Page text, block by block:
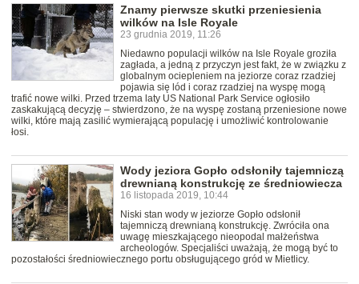
Znamy pierwsze skutki przeniesienia
wilków na Isle Royale
23 grudnia 2019, 11:26
Niedawno populacji wilków na Isle Royale groziła
zagłada, a jedną z przyczyn jest fakt, że w związku z
globalnym ociepleniem na jeziorze coraz rzadziej
pojawia się lód i coraz rzadziej na wyspę mogą
trafić nowe wilki. Przed trzema laty US National Park Service ogłosiło
zaskakującą decyzję – stwierdzono, że na wyspę zostaną przeniesione nowe
wilki, które mają zasilić wymierającą populację i umożliwić kontrolowanie
łosi.
Wody jeziora Gopło odsłoniły tajemniczą
drewnianą konstrukcję ze średniowiecza
16 listopada 2019, 10:44
Niski stan wody w jeziorze Gopło odsłonił
tajemniczą drewnianą konstrukcję. Zwróciła ona
uwagę mieszkającego nieopodal małżeństwa
archeologów. Specjaliści uważają, że mogą być to
pozostałości średniowiecznego portu obsługującego gród w Mietlicy.